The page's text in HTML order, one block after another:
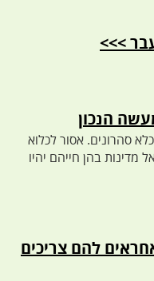
>>>
הנכון
סהרונים. אסור לכלוא
בהן חייהם יהיו
להם צריכים